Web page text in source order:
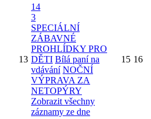
13
14
3
SPECIÁLNÍ
ZÁBAVNÉ
PROHLÍDKY PRO
DĚTI Bílá paní na
vdávání NOČNÍ
VÝPRAVA ZA
NETOPÝRY
Zobrazit všechny
záznamy ze dne
15 16